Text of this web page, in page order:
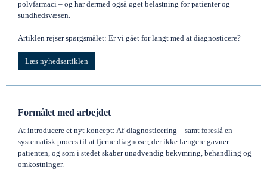
polyfarmaci – og har dermed også øget belastning for patienter og
sundhedsvæsen.
Artiklen rejser spørgsmålet: Er vi gået for langt med at diagnosticere?
Læs nyhedsartiklen
Formålet med arbejdet
At introducere et nyt koncept: Af-diagnosticering – samt foreslå en
systematisk proces til at fjerne diagnoser, der ikke længere gavner
patienten, og som i stedet skaber unødvendig bekymring, behandling og
omkostninger.